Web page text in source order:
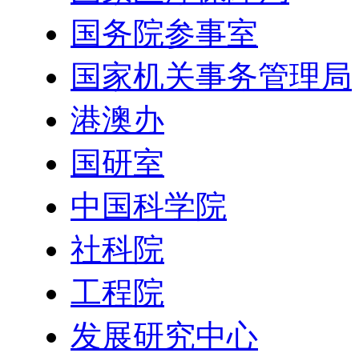
国务院参事室
国家机关事务管理局
港澳办
国研室
中国科学院
社科院
工程院
发展研究中心